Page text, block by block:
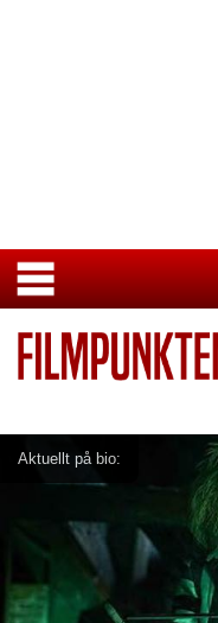
Aktuellt på bio: